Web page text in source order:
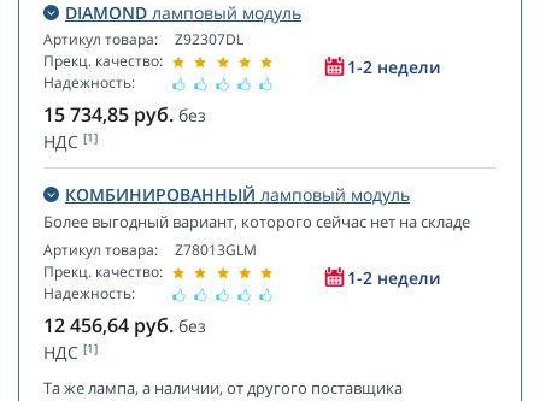
DIAMOND ламповый модуль
Артикул товара:
Прекц. качество:
Надежность:
Z92307DL
1-2 недели
15 734,85 руб. без
НДС [1]
КОМБИНИРОВАННЫЙ ламповый модуль
Более выгодный вариант, которого сейчас нет на складе
Артикул товара:
Прекц. качество:
Надежность:
Z78013GLM
1-2 недели
12 456,64 руб. без
НДС [1]
Та же лампа, а наличии, от другого поставщика